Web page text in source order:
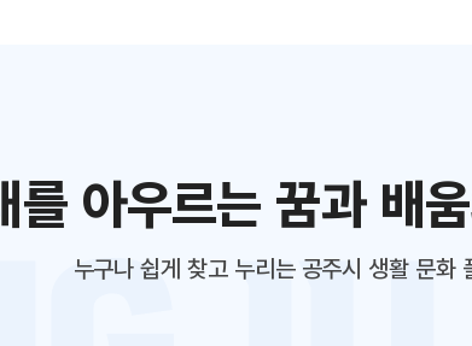
를 아우르는 꿈과 배
누구나 쉽게 찾고 누리는 공주시 생활 문화